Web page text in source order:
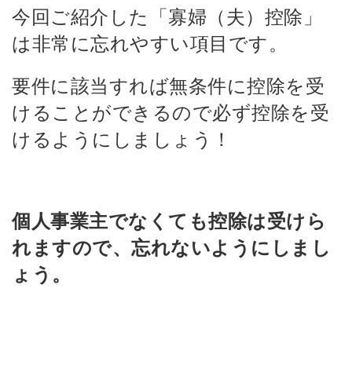
今回ご紹介した「寡婦（夫）控除」
は非常に忘れやすい項目です。
要件に該当すれば無条件に控除を受
けることができるので必ず控除を受
けるようにしましょう！
個人事業主でなくても控除は受けら
れますので、忘れないようにしまし
ょう。